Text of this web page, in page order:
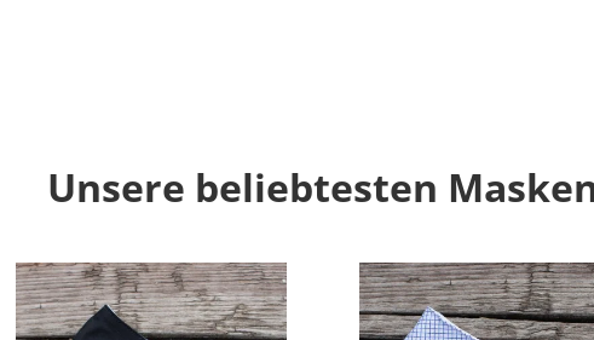
Unsere beliebtesten